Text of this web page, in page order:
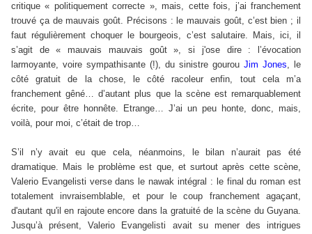
critique « politiquement correcte », mais, cette fois, j’ai franchement
trouvé ça de mauvais goût. Précisons : le mauvais goût, c’est bien ; il
faut régulièrement choquer le bourgeois, c’est salutaire. Mais, ici, il
s’agit de « mauvais mauvais goût », si j'ose dire : l’évocation
larmoyante, voire sympathisante (!), du sinistre gourou Jim Jones, le
côté gratuit de la chose, le côté racoleur enfin, tout cela m’a
franchement gêné… d’autant plus que la scène est remarquablement
écrite, pour être honnête. Etrange… J’ai un peu honte, donc, mais,
voilà, pour moi, c’était de trop…
S’il n’y avait eu que cela, néanmoins, le bilan n’aurait pas été
dramatique. Mais le problème est que, et surtout après cette scène,
Valerio Evangelisti verse dans le nawak intégral : le final du roman est
totalement invraisemblable, et pour le coup franchement agaçant,
d'autant qu'il en rajoute encore dans la gratuité de la scène du Guyana.
Jusqu’à présent, Valerio Evangelisti avait su mener des intrigues